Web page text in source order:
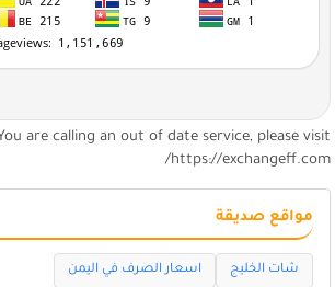
You are calling an out of date service, please visit
https://exchangeff.com/
مواقع صديقة
شات الخليج اسعار الصرف في اليمن